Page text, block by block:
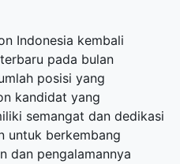
Indonesia kembali
pada bulan
posisi yang
kandidat yang
semangat dan dedikasi
untuk berkembang
dan pengalamannya